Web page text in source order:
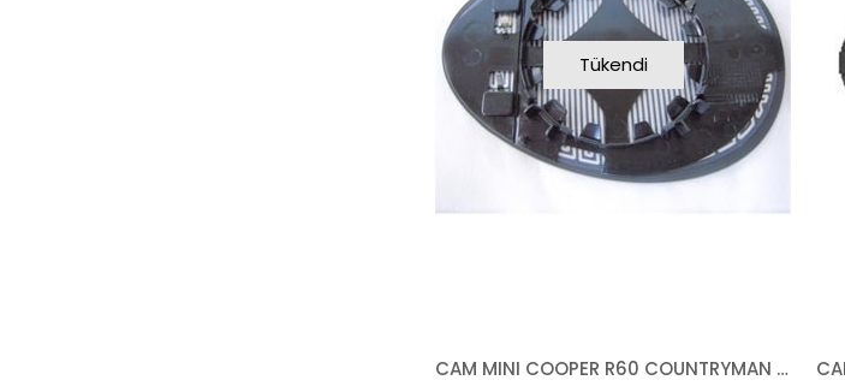
Tükendi
CAM MINI COOPER R60 COUNTRYMAN (PACEMAN R61 2012-) 2010-2016 ISITMALI ASFERİK SAĞ